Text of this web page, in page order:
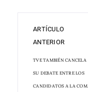
ARTÍCULO
ANTERIOR
TVE TAMBIÉN CANCELA
SU DEBATE ENTRE LOS
CANDIDATOS A LA COM.